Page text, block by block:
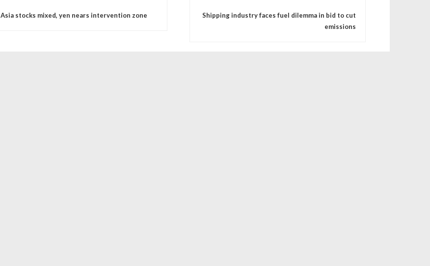
Asia stocks mixed, yen nears intervention zone
Shipping industry faces fuel dilemma in bid to cut
emissions